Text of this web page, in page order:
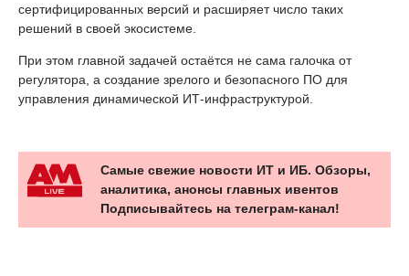
сертифицированных версий и расширяет число таких
решений в своей экосистеме.
При этом главной задачей остаётся не сама галочка от
регулятора, а создание зрелого и безопасного ПО для
управления динамической ИТ-инфраструктурой.
Самые свежие новости ИТ и ИБ. Обзоры,
аналитика, анонсы главных ивентов
Подписывайтесь на телеграм-канал!